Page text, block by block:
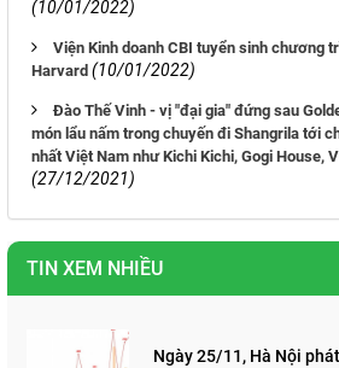
(10/01/2022)
Viện Kinh doanh CBI tuyển sinh chương
Harvard (10/01/2022)
Đào Thế Vinh - vị "đại gia" đứng sau
món lẩu nấm trong chuyến đi Shangrila tới
nhất Việt Nam như Kichi Kichi, Gogi House,
(27/12/2021)
TIN XEM NHIỀU
Ngày 25/11, Hà Nội